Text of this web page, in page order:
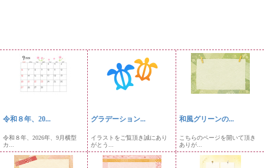
令和８年、20...
令和８年、2026年、9月横型
カ...
グラデーション...
イラストをご覧頂き誠にあり
がとう...
和風グリーンの...
こちらのページを開いて頂き
ありが...